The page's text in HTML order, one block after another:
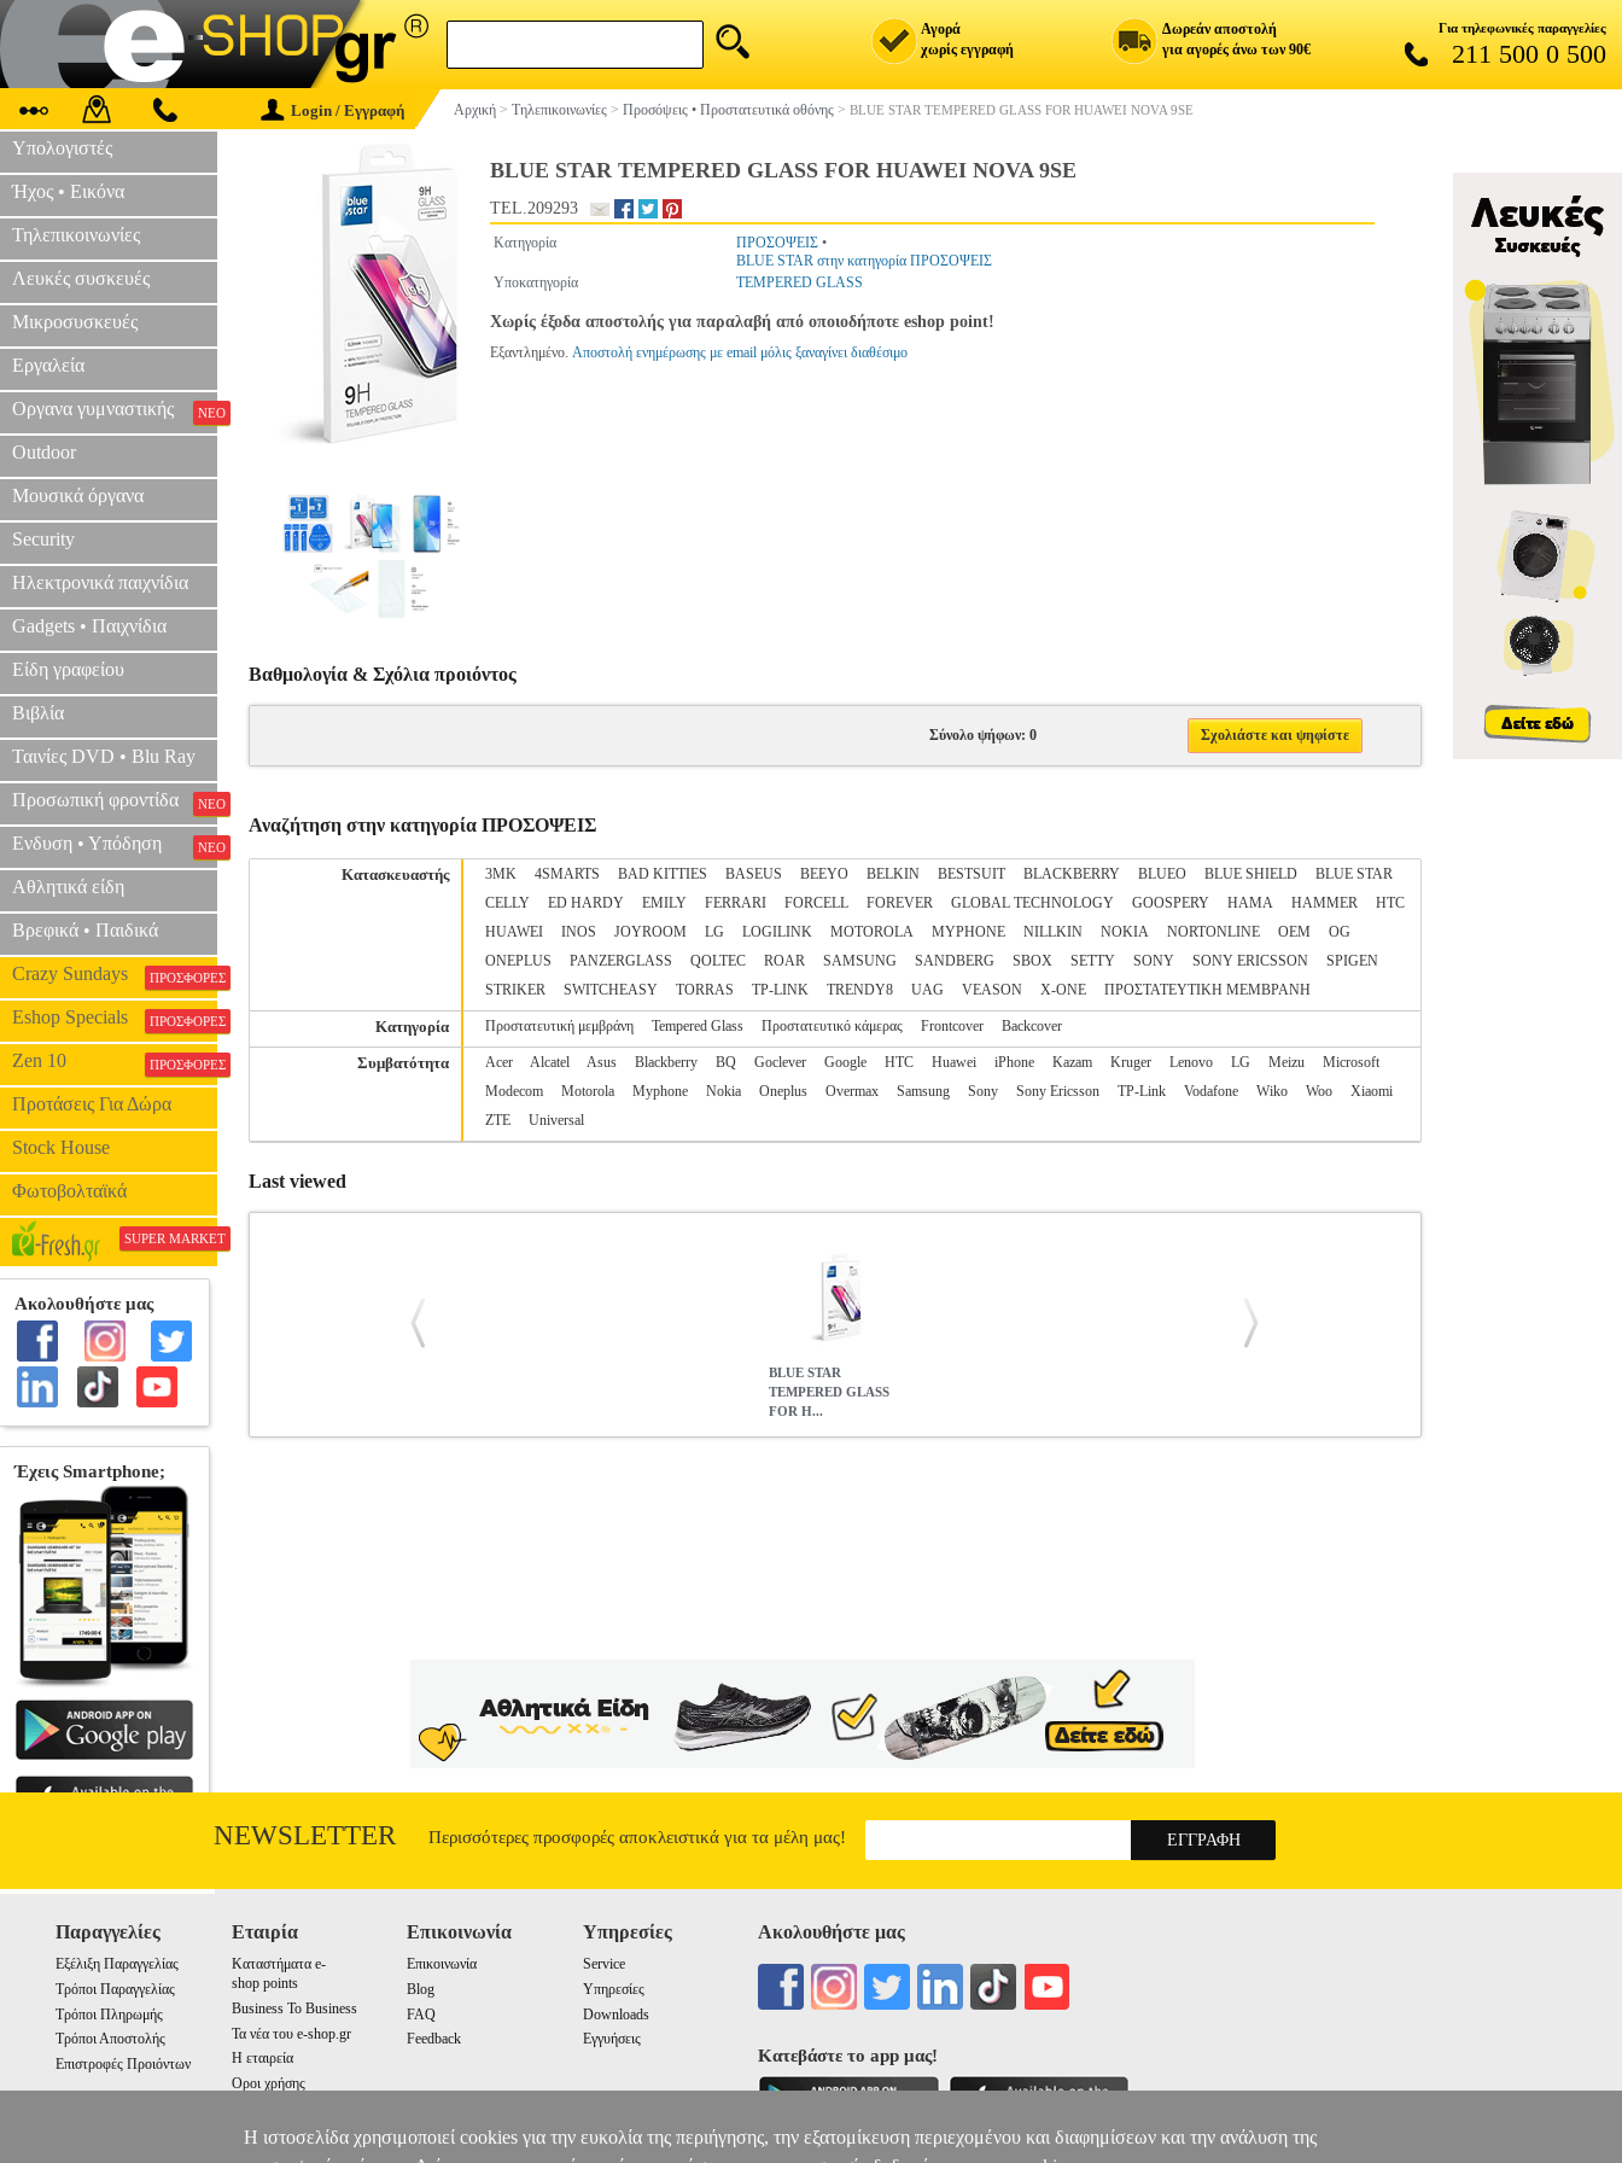
Αγορά
χωρίς εγγραφή
Δωρεάν αποστολή
για αγορές άνω των 90€
Για τηλεφωνικές παραγγελίες
211 500 0 500
Login / Εγγραφή Αρχική > Τηλεπικοινωνίες > Προσόψεις • Προστατευτικά οθόνης > BLUE STAR TEMPERED GLASS FOR HUAWEI NOVA 9SE
Υπολογιστές
Ήχος • Εικόνα
Τηλεπικοινωνίες
Λευκές συσκευές
Μικροσυσκευές
Εργαλεία
Οργανα γυμναστικής ΝΕΟ
Outdoor
Μουσικά όργανα
Security
Ηλεκτρονικά παιχνίδια
Gadgets • Παιχνίδια
Είδη γραφείου
Βιβλία
Ταινίες DVD • Blu Ray
Προσωπική φροντίδα ΝΕΟ
Ενδυση • Υπόδηση ΝΕΟ
Αθλητικά είδη
Βρεφικά • Παιδικά
Crazy Sundays ΠΡΟΣΦΟΡΕΣ
Eshop Specials ΠΡΟΣΦΟΡΕΣ
Zen 10 ΠΡΟΣΦΟΡΕΣ
Προτάσεις Για Δώρα
Stock House
Φωτοβολταϊκά
SUPER MARKET
BLUE STAR TEMPERED GLASS FOR HUAWEI NOVA 9SE
TEL.209293
Κατηγορία ΠΡΟΣΟΨΕΙΣ •
BLUE STAR στην κατηγορία ΠΡΟΣΟΨΕΙΣ
Υποκατηγορία
TEMPERED GLASS
Χωρίς έξοδα αποστολής για παραλαβή από οποιοδήποτε eshop point!
Εξαντλημένο. Αποστολή ενημέρωσης με email μόλις ξαναγίνει διαθέσιμο
Βαθμολογία & Σχόλια προιόντος
Σύνολο ψήφων: 0 Σχολιάστε και ψηφίστε
Αναζήτηση στην κατηγορία ΠΡΟΣΟΨΕΙΣ
Κατασκευαστής 3MK 4SMARTS BAD KITTIES BASEUS BEEYO BELKIN BESTSUIT BLACKBERRY BLUEO BLUE SHIELD
BLUE STAR
CELLY
ED HARDY EMILY FERRARI FORCELL FOREVER GLOBAL TECHNOLOGY GOOSPERY HAMA HAMMER
HTC
HUAWEI
INOS JOYROOM LG LOGILINK MOTOROLA MYPHONE NILLKIN NOKIA NORTONLINE OEM
OG
ONEPLUS
PANZERGLASS QOLTEC ROAR SAMSUNG SANDBERG SBOX SETTY SONY SONY ERICSSON
SPIGEN
STRIKER
SWITCHEASY TORRAS TP-LINK TRENDY8 UAG VEASON X-ONE ΠΡΟΣΤΑΤΕΥΤΙΚΗ ΜΕΜΒΡΑΝΗ
Κατηγορία Προστατευτική μεμβράνη Tempered Glass Προστατευτικό κάμερας Frontcover Backcover
Συμβατότητα Acer Alcatel Asus Blackberry BQ Goclever Google HTC Huawei iPhone Kazam Kruger Lenovo LG Meizu
Microsoft
Modecom
Motorola Myphone Nokia Oneplus Overmax Samsung Sony Sony Ericsson TP-Link Vodafone Wiko Woo
Xiaomi
ZTE
Universal
Last viewed
BLUE STAR
TEMPERED GLASS
FOR H...
NEWSLETTER Περισσότερες προσφορές αποκλειστικά για τα μέλη μας!
Παραγγελίες
Εξέλιξη Παραγγελίας
Τρόποι Παραγγελίας
Τρόποι Πληρωμής
Τρόποι Αποστολής
Επιστροφές Προιόντων
Εταιρία
Καταστήματα e-
shop points
Business To Business
Τα νέα του e-shop.gr
Η εταιρεία
Οροι χρήσης
Επικοινωνία
Επικοινωνία
Blog
FAQ
Feedback
Υπηρεσίες
Service
Υπηρεσίες
Downloads
Εγγυήσεις
Ακολουθήστε μας
Κατεβάστε το app μας!
Η ιστοσελίδα χρησιμοποιεί cookies για την ευκολία της περιήγησης, την εξατομίκευση περιεχομένου και διαφημίσεων και την ανάλυση της